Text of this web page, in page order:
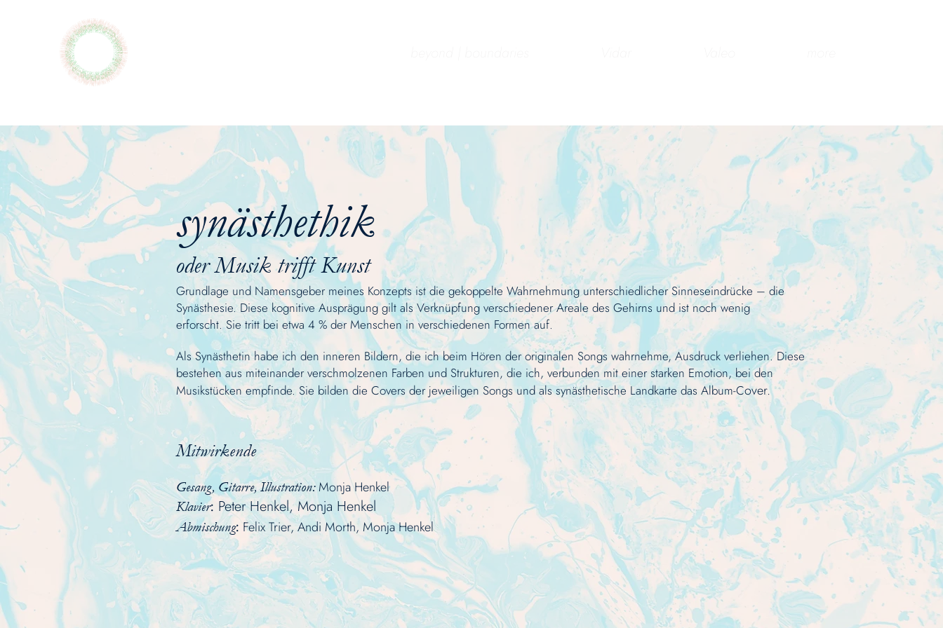
synästhethik
oderMusik trifft Kunst
Grundlage und Namensgeber meines Konzepts ist die gekoppelte Wahrnehmung unterschiedlicher Sinneseindrücke – die
Synästhesie. Diese kognitive Ausprägung gilt als Verknüpfung verschiedener Areale des Gehirns und ist noch wenig
erforscht.Sie tritt bei etwa 4 % der Menschen in verschiedenen Formen auf.
Als Synästhetin habe ich den inneren Bildern, die ich beim Hören der originalen Songs wahrnehme, Ausdruck verliehen.Diese
bestehen aus miteinander verschmolzenen Farben und Strukturen, die ich, verbunden mit einer starken Emotion, beiden
Musikstücken empfinde. Sie bilden die Covers der jeweiligen Songs und als synästhetische Landkarte das Album-Cover.
Mitwirkende
Gesang, Gitarre, Illustration:Monja Henkel
Klavier: Peter Henkel, Monja Henkel
Abmischung: Felix Trier, Andi Morth, Monja Henkel